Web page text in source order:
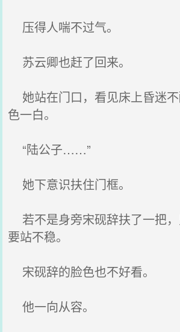
压得人喘不过气。
苏云卿也赶了回来。
她站在门口，看见床上昏迷
色一白。
“陆公子……”
她下意识扶住门框。
若不是身旁宋砚辞扶了一把
要站不稳。
宋砚辞的脸色也不好看。
他一向从容。